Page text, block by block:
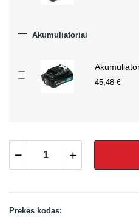
 Akumuliatoriai
45,48 €
Prekės kodas: